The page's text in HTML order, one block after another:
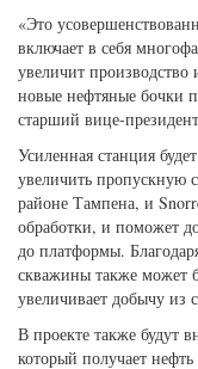
«Это
включает в себя
увеличит
новые нефтяные бочки
старший вице-
Усиленная станция
увеличить пропускную
районе Тампена, и
обработки, и поможет
до платформы.
скважины также может
увеличивает добычу из
В проекте также будут
который получает